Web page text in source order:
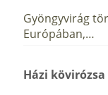
Gyöngyvirág
Európában,…
Házi kövirózsa